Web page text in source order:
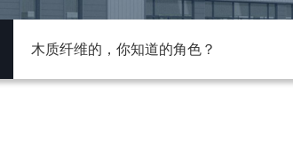
木质纤维的，你知道的角色？